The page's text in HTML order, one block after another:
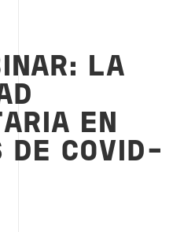
LA
EN
DE COVID-